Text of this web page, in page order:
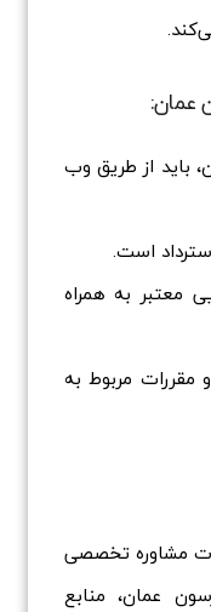
عمان:
باید از طریق وب
است.
معتبر به همراه
مقررات مربوط به
مشاوره تخصصی
عمان، منابع